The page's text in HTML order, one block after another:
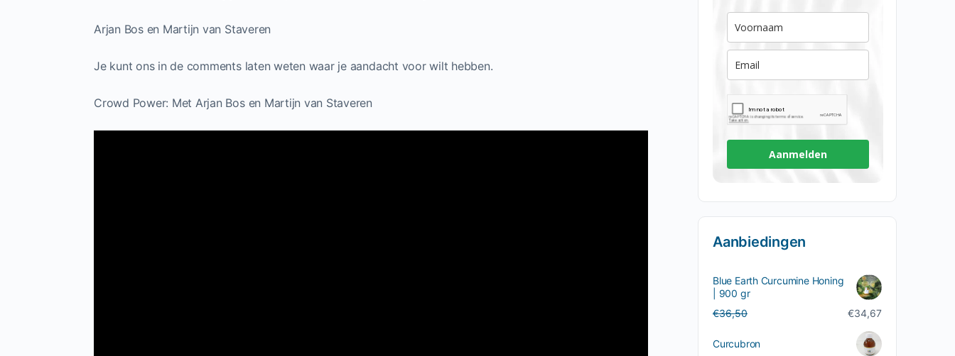
Arjan Bos en Martijn van Staveren
Je kunt ons in de comments laten weten waar je aandacht voor wilt hebben.
Crowd Power: Met Arjan Bos en Martijn van Staveren
Aanmelden
Aanbiedingen
Blue Earth Curcumine Honing
| 900 gr
€36,50Oorspronkelijke
€36,50.
€34,67
Huidige
€34,67.
Curcubron